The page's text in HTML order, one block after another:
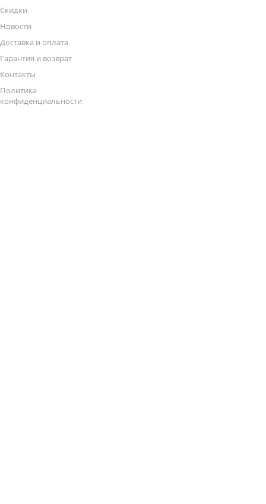
Скидки
Новости
Доставка и оплата
Гарантия и возврат
Контакты
Политика
конфиденциальности